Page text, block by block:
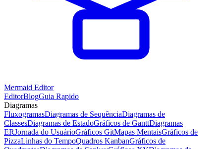
Mermaid Editor
EditorBlogGuia Rapido
Diagramas
FluxogramasDiagramas de SequênciaDiagramas de
ClassesDiagramas de EstadoGráficos de GanttDiagramas
ERJornada do UsuárioGráficos GitMapas MentaisGráficos de
PizzaLinhas do TempoQuadros KanbanGráficos de